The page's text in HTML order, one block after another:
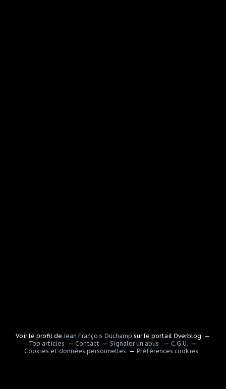
Voir le profil de Jean François Duchamp sur le portail Overblog
Top articles
Contact Signaler un abus
C.G.U.
Cookies et données personnelles
Préférences cookies